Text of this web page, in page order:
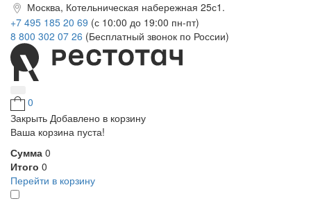
Москва, Котельническая набережная 25с1.
+7 495 185 20 69 (с 10:00 до 19:00 пн-пт)
8 800 302 07 26 (Бесплатный звонок по России)
0
Закрыть Добавлено в корзину
Ваша корзина пуста!
Сумма 0
Итого 0
Перейти в корзину